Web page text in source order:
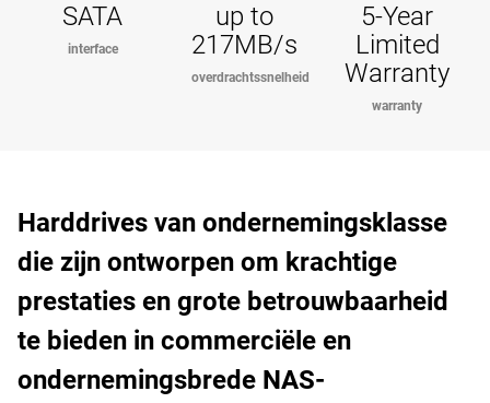
SATA
interface
up to
217MB/s
overdrachtssnelheid
5-Year
Limited
Warranty
warranty
Harddrives van ondernemingsklasse
die zijn ontworpen om krachtige
prestaties en grote betrouwbaarheid
te bieden in commerciële en
ondernemingsbrede NAS-